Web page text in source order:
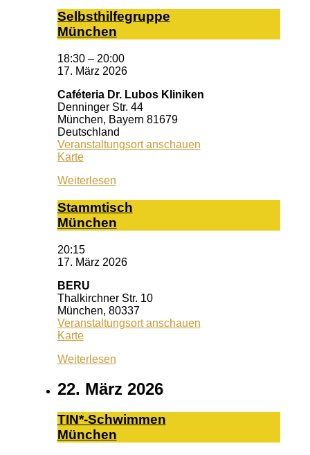
Selbst­hil­fe­grup­pe
Mün­chen
18:30 – 20:00
17. März 2026
Caféteria Dr. Lubos Kliniken
Denninger Str. 44
München, Bayern 81679
Deutschland
Veranstaltungsort anschauen
KarteCaféteria
Lubos
Weiterlesen
Stamm­tisch
Mün­chen
20:15
17. März 2026
BERU
Thalkirchner Str. 10
München, 80337
Veranstaltungsort anschauen
KarteBERU
Weiterlesen
22. März 2026
TIN*-Schwimmen
München